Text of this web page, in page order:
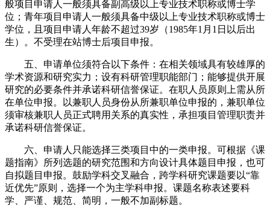
般项目申请人一般须具备副高级以上专业技术职称或博士学
位；青年项目申请人一般须具备中级以上专业技术职称或博士
学位，且项目申请人年龄不超过39岁（1985年1月1日以后出
生）。不受理在站博士后项目申报。
五、申请单位须符合以下条件：在相关领域具有较雄厚的
学术资源和研究实力；设有科研管理职能部门；能够提供开展
研究的必要条件并承诺科研信誉保证。在职人员原则上需从所
在单位申报。以兼职人员身份从所兼职单位申报的，兼职单位
须审核兼职人员正式聘用关系的真实性，承担项目管理职责并
承诺科研信誉保证。
六、申请人只能选择三类项目中的一类申报。可根据《课
题指南》所列选题的研究范围和方向设计具体题目申报，也可
自拟题目申报。鼓励学科交叉融合，跨学科研究课题要以“靠
近优先”原则，选择一个为主学科申报。课题名称表述要科
学、严谨、规范、简明，一般不加副标题。